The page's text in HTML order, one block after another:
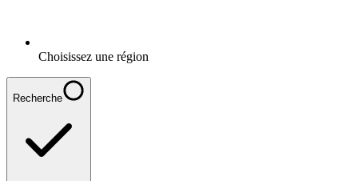
Choisissez une région
Recherche